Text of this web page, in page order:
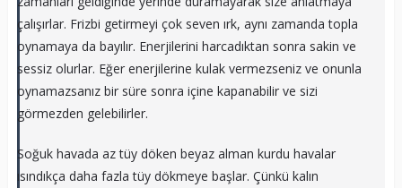
çalışırlar. Frizbi getirmeyi çok seven ırk, aynı zamanda topla
oynamaya da bayılır. Enerjilerini harcadıktan sonra sakin ve
sessiz olurlar. Eğer enerjilerine kulak vermezseniz ve onunla
oynamazsanız bir süre sonra içine kapanabilir ve sizi
görmezden gelebilirler.
Soğuk havada az tüy döken beyaz alman kurdu havalar
ısındıkça daha fazla tüy dökmeye başlar. Çünkü kalın